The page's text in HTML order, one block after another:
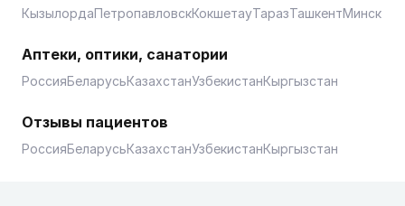
КызылордаПетропавловскКокшетауТаразТашкентМинск
Аптеки, оптики, санатории
РоссияБеларусьКазахстанУзбекистанКыргызстан
Отзывы пациентов
РоссияБеларусьКазахстанУзбекистанКыргызстан